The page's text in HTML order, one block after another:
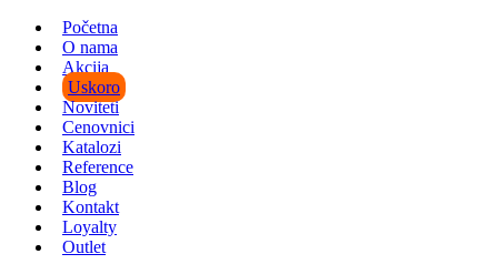
Početna
O nama
Akcija
Uskoro
Noviteti
Cenovnici
Katalozi
Reference
Blog
Kontakt
Loyalty
Outlet